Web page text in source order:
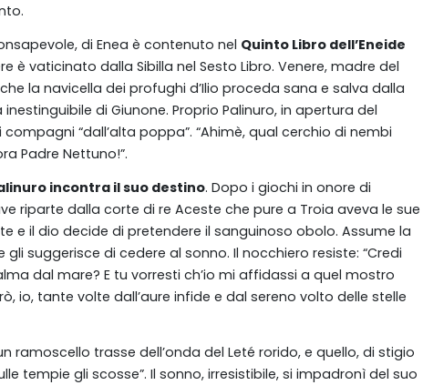
di Enea è contenuto nel Quinto Libro dell’Eneide
è vaticinato dalla Sibilla nel Sesto Libro. Venere, madre del
la navicella dei profughi d’Ilio proceda sana e salva dalla
inestinguibile di Giunone. Proprio Palinuro, in apertura del
“dall’alta poppa”. “Ahimè, qual cerchio di nembi
Padre Nettuno!”.
incontra il suo destino. Dopo i giochi in onore di
riparte dalla corte di re Aceste che pure a Troia aveva le sue
e il dio decide di pretendere il sanguinoso obolo. Assume la
suggerisce di cedere al sonno. Il nocchiero resiste: “Credi
dal mare? E tu vorresti ch’io mi affidassi a quel mostro
io, tante volte dall’aure infide e dal sereno volto delle stelle
ramoscello trasse dell’onda del Leté rorido, e quello, di stigio
tempie gli scosse”. Il sonno, irresistibile, si impadronì del suo